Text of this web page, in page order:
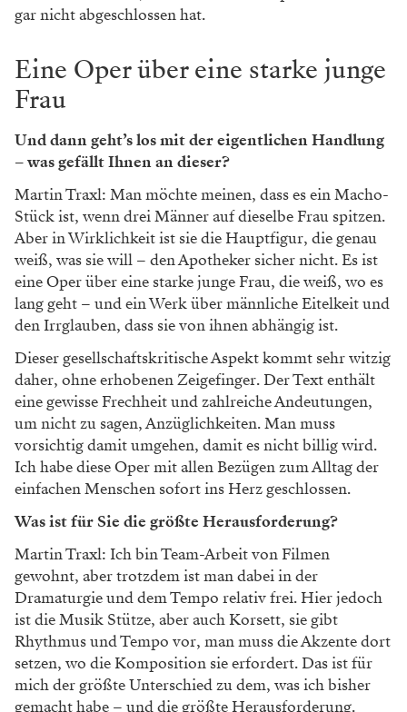
gar nicht abgeschlossen hat.
Eine Oper über eine starke junge
Frau
Und dann geht’s los mit der eigentlichen Handlung
– was gefällt Ihnen an dieser?
Martin Traxl: Man möchte meinen, dass es ein Macho-
Stück ist, wenn drei Männer auf dieselbe Frau spitzen.
Aber in Wirklichkeit ist sie die Hauptfigur, die genau
weiß, was sie will – den Apotheker sicher nicht. Es ist
eine Oper über eine starke junge Frau, die weiß, wo es
lang geht – und ein Werk über männliche Eitelkeit und
den Irrglauben, dass sie von ihnen abhängig ist.
Dieser gesellschaftskritische Aspekt kommt sehr witzig
daher, ohne erhobenen Zeigefinger. Der Text enthält
eine gewisse Frechheit und zahlreiche Andeutungen,
um nicht zu sagen, Anzüglichkeiten. Man muss
vorsichtig damit umgehen, damit es nicht billig wird.
Ich habe diese Oper mit allen Bezügen zum Alltag der
einfachen Menschen sofort ins Herz geschlossen.
Was ist für Sie die größte Herausforderung?
Martin Traxl: Ich bin Team-Arbeit von Filmen
gewohnt, aber trotzdem ist man dabei in der
Dramaturgie und dem Tempo relativ frei. Hier jedoch
ist die Musik Stütze, aber auch Korsett, sie gibt
Rhythmus und Tempo vor, man muss die Akzente dort
setzen, wo die Komposition sie erfordert. Das ist für
mich der größte Unterschied zu dem, was ich bisher
gemacht habe – und die größte Herausforderung.